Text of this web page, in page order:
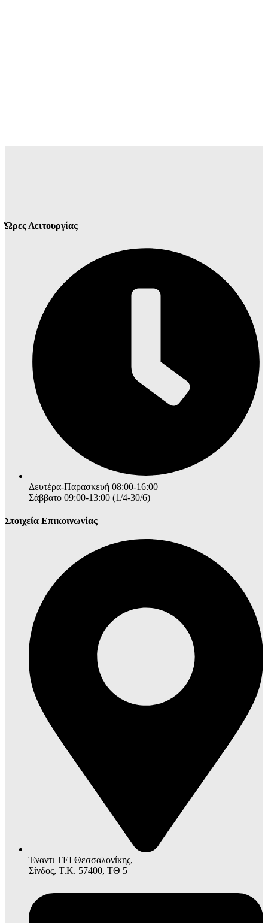
Ώρες Λειτουργίας
Δευτέρα-Παρασκευή 08:00-16:00
Σάββατο 09:00-13:00 (1/4-30/6)
Στοιχεία Επικοινωνίας
Έναντι ΤΕΙ Θεσσαλονίκης,
Σίνδος, Τ.Κ. 57400, ΤΘ 5